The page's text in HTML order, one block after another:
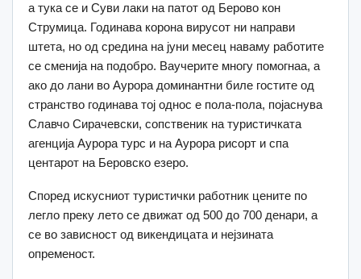
а тука се и Суви лаки на патот од Берово кон
Струмица. Годинава корона вирусот ни направи
штета, но од средина на јуни месец наваму работите
се сменија на подобро. Ваучерите многу помогнаа, а
ако до лани во Аурора доминантни биле гостите од
странство годинава тој однос е пола-пола, појаснува
Славчо Сирачевски, сопственик на туристичката
агенција Аурора турс и на Аурора рисорт и спа
центарот на Беровско езеро.
Според искусниот туристички работник цените по
легло преку лето се движат од 500 до 700 денари, а
се во зависност од викендицата и нејзината
опременост.